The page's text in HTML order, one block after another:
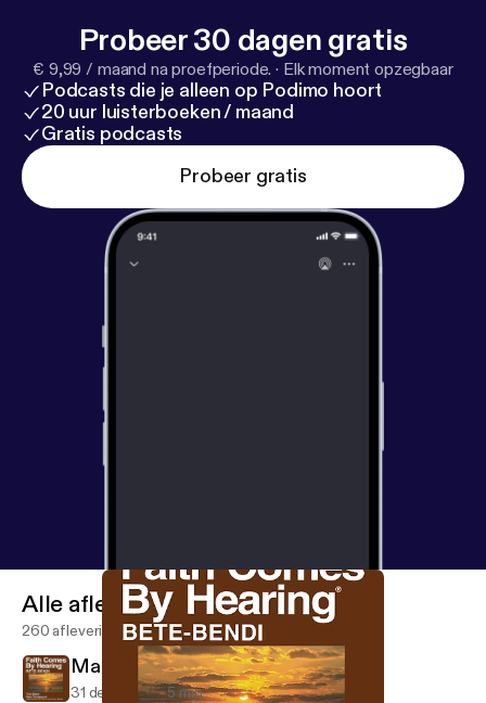
Probeer 30 dagen gratis
€ 9,99 / maand na proefperiode. · Elk moment opzegbaar
Podcasts die je alleen op Podimo hoort
20 uur luisterboeken / maand
Gratis podcasts
Probeer gratis
Alle afleveringen
260 afleveringen
Matthew 1
31 dec 2009 5 min